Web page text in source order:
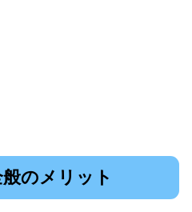
のメリット